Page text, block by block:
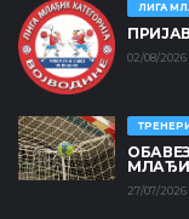
ЛИГА
02/08/2026
27/07/2026